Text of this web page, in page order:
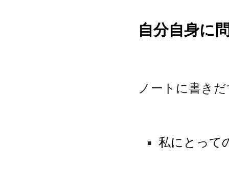
自分自身に
ノートに書き
私にとって